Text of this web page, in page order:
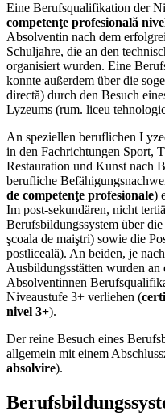
Eine Berufsqualifikation der
competenţe profesională
Absolventin nach dem
Schuljahre, die an den
organisiert wurden. Eine
konnte außerdem über die
directă) durch den Besuch
Lyzeums (rum. liceu
An speziellen beruflichen
in den Fachrichtungen Sport,
Restauration und Kunst nach
berufliche
de competenţe profesionale)
Im post-sekundären, nicht
Berufsbildungssystem über
şcoala de maiştri) sowie die
postliceală). An beiden, je
Ausbildungsstätten wurden
Absolventinnen
Niveaustufe 3+ verliehen (
nivel 3+).
Der reine Besuch eines
allgemein mit einem
absolvire).